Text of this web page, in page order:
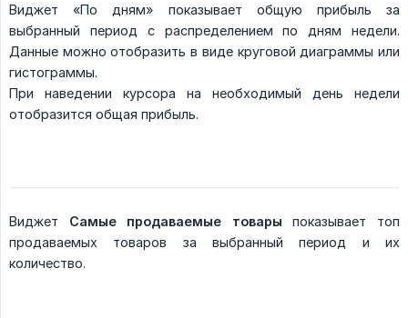
Виджет «По дням» показывает общую прибыль за
выбранный период с распределением по дням недели.
Данные можно отобразить в виде круговой диаграммы или
гистограммы.
При наведении курсора на необходимый день недели
отобразится общая прибыль.
Виджет Самые продаваемые товары показывает топ
продаваемых товаров за выбранный период и их
количество.